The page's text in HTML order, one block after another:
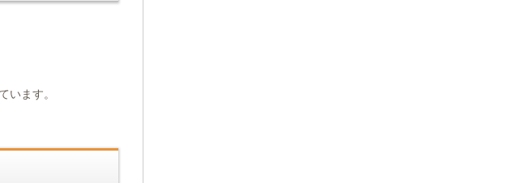
います。